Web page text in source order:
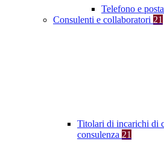
Telefono e
Consulenti e collaboratori 21
Titolari di incarichi di
consulenza 21